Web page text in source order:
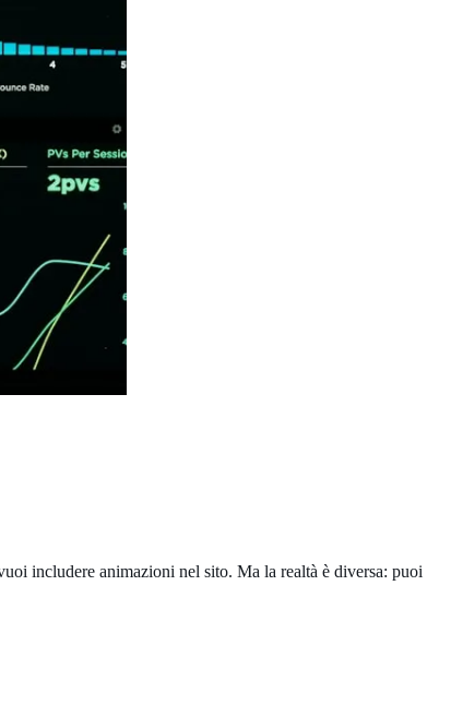
includere animazioni nel sito. Ma la realtà è diversa: puoi